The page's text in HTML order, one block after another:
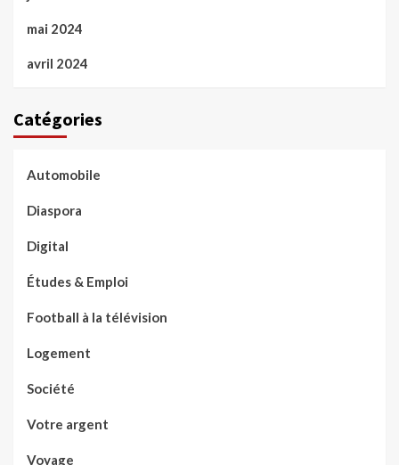
mai 2024
avril 2024
Catégories
Automobile
Diaspora
Digital
Études & Emploi
Football à la télévision
Logement
Société
Votre argent
Voyage